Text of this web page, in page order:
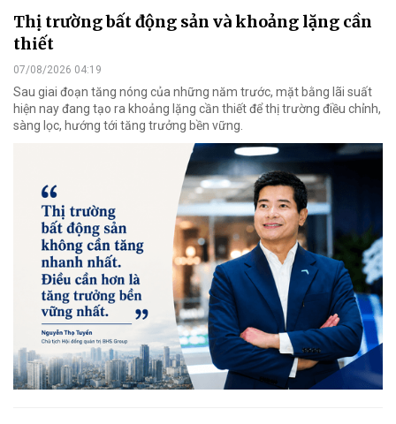
Thị trường bất động sản và khoảng lặng cần
thiết
07/08/2026 04:19
Sau giai đoạn tăng nóng của những năm trước, mặt bằng lãi suất
hiện nay đang tạo ra khoảng lặng cần thiết để thị trường điều chỉnh,
sàng lọc, hướng tới tăng trưởng bền vững.